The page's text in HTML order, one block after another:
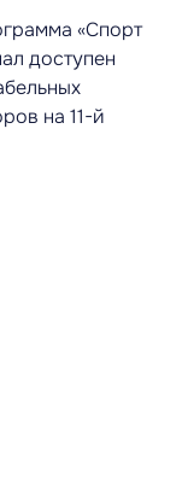
«Спорт
доступен
на 11-й